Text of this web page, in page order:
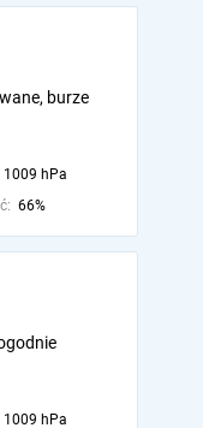
burze
1009 hPa
66%
1009 hPa